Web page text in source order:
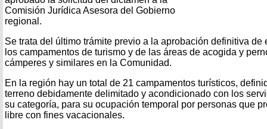
Comisión Jurídica Asesora del Gobierno
regional.
Se trata del último trámite previo a la aprobación definitiva de
los campamentos de turismo y de las áreas de acogida y
cámperes y similares en la Comunidad.
En la región hay un total de 21 campamentos turísticos,
terreno debidamente delimitado y acondicionado con los
su categoría, para su ocupación temporal por personas que
libre con fines vacacionales.